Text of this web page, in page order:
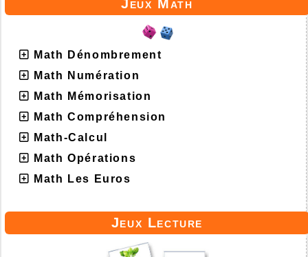
Jeux Math
Math Dénombrement
Math Numération
Math Mémorisation
Math Compréhension
Math-Calcul
Math Opérations
Math Les Euros
Jeux Lecture